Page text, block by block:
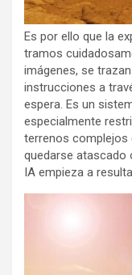
Es por ello que la
tramos
imágenes, se
instrucciones a
espera. Es un
especialmente
terrenos complejos
quedarse atascado
IA empieza a